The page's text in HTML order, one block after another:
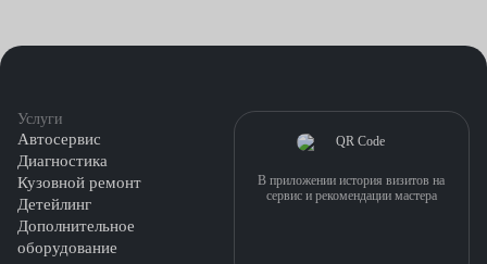
Услуги
Автосервис
Диагностика
Кузовной ремонт
Детейлинг
Дополнительное
оборудование
В приложении история визитов на
сервис и рекомендации мастера